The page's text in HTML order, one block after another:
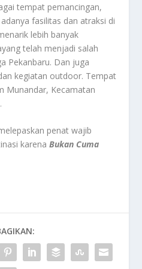
tempat pemancingan,
fasilitas dan atraksi di
lebih banyak
telah menjadi salah
Pekanbaru. Dan juga
kegiatan outdoor. Tempat
Munandar, Kecamatan
penat wajib
karenaBukan Cuma